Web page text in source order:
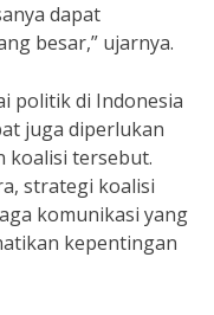
dapat
besar,” ujarnya.
politik di Indonesia
juga diperlukan
koalisi tersebut.
strategi koalisi
komunikasi yang
kepentingan